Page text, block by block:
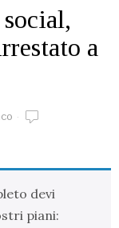
a
devi
piani: